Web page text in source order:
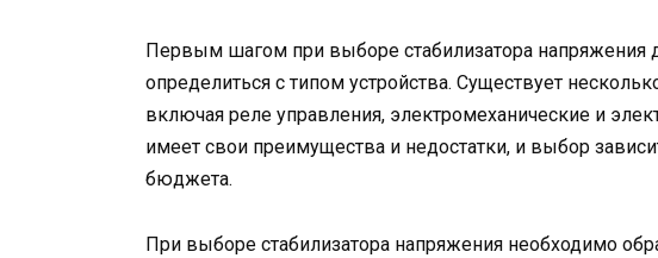
Первым шагом при выборе стабилизатора напряжения
определиться с типом устройства. Существует
включая реле управления, электромеханические и
имеет свои преимущества и недостатки, и выбор
бюджета.
При выборе стабилизатора напряжения необходимо